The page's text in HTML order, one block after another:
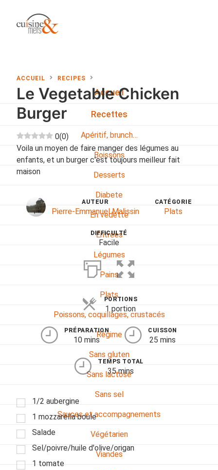
Accueil
Recettes
Apéritif, brunch…
Boissons
Desserts
Diabete
En vedette
Entrées
Légumes
Pains
Plats
Poissons, coquillages, crustacés
Régime
Sans gluten
Sans lactose
Sans sel
Sauces et accompagnements
Végétarien
Viandes
ACCUEIL RECIPES
Le Vegetable Chicken
Burger
0(0)
Voila un moyen de faire manger des légumes au
enfants, et un burger c'est toujours meilleur fait
maison
AUTEUR
Pierre-Emmanuel Malissin
CATÉGORIE
Plats
DIFFICULTÉ
Facile
PORTIONS
1 portion
PRÉPARATION
10 mins
CUISSON
25 mins
TEMPS TOTAL
35 mins
1/2 aubergine
1 mozzarella boule
Salade
Sel/poivre/huile d'olive/origan
1 tomate